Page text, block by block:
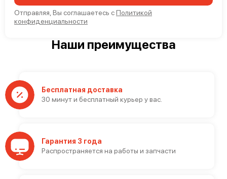
Отправляя, Вы соглашаетесь сПолитикой
конфиденциальности
Наши преимущества
Бесплатная доставка
30 минут и бесплатный курьер у вас.
Гарантия 3 года
Распространяется на работы и запчасти